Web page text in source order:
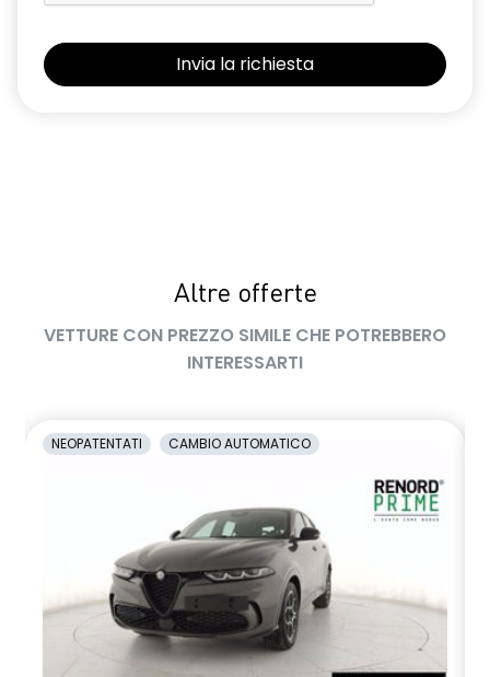
retrovisore interno elettrocromico frameless
retrovisori esterni elettrici riscaldabili e ripiegabili
sistema di controllo della pressione pneumatici indiretto
sistema di frenata d'emergenza attiva con riconoscimento
sistema multimediale operR link 10,1''con Google integrato,
smartphone replication wireless compatibile con Android
Auto™ / Apple CarPlay™
volante multifunzione in TEP
Altre offerte
VETTURE CON PREZZO SIMILE CHE POTREBBERO
INTERESSARTI
NEOPATENTATI CAMBIO AUTOMATICO